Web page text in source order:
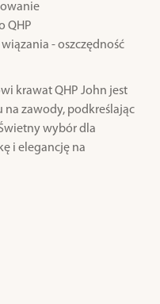
QHP
- oszczędność
krawat QHP John jest
zawody, podkreślając
wybór dla
i elegancję na